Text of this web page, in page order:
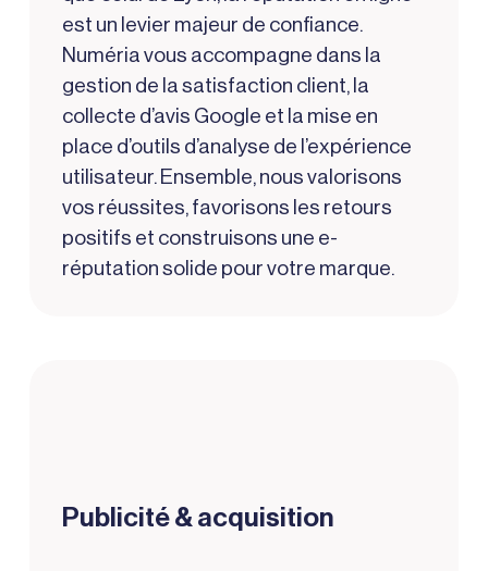
est un levier majeur de confiance.
Numéria vous accompagne dans la
gestion de la satisfaction client, la
collecte d’avis Google et la mise en
place d’outils d’analyse de l’expérience
utilisateur. Ensemble, nous valorisons
vos réussites, favorisons les retours
positifs et construisons une e-
réputation solide pour votre marque.
Publicité & acquisition